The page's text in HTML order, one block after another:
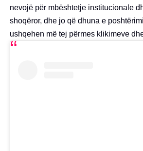
nevojë për mbështetje institucionale
shoqëror, dhe jo që dhuna e
ushqehen më tej përmes klikimeve